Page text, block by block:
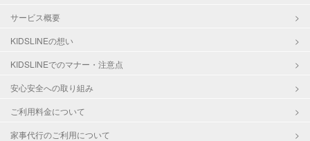
サービス概要
KIDSLINEの想い
KIDSLINEでのマナー・注意点
安心安全への取り組み
ご利用料金について
家事代行のご利用について